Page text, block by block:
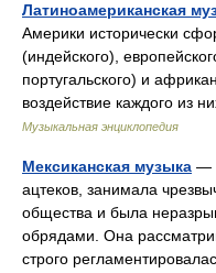
Латиноамериканская
Америки исторически
(индейского),
португальского) и
воздействие каждого из
Музыкальная энциклопедия
Мексиканская музыка —
ацтеков, занимала
общества и была
обрядами. Она
строго